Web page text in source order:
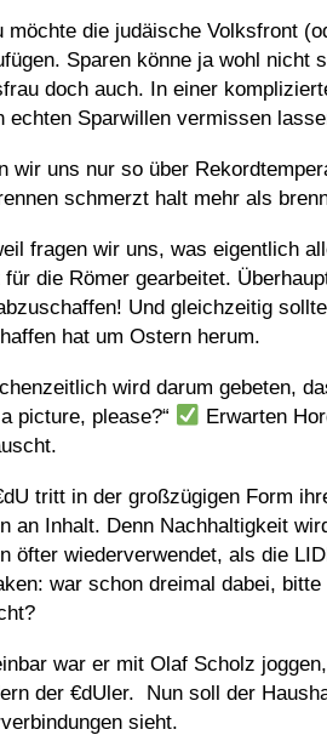
möchte die judäische Volksfront
Sparen könne ja wohl
doch auch. In einer
echten Sparwillen vermissen
wir uns nur so über
schmerzt halt mehr als
fragen wir uns, was eigentlich
für die Römer gearbeitet.
Und gleichzeitig
hat um Ostern herum.
wird darum gebeten,
picture, please?“
Erwarten
tritt in der großzügigen Form
an Inhalt. Denn Nachhaltigkeit
öfter wiederverwendet, als die
war schon dreimal dabei,
war er mit Olaf Scholz
der €dUler. Nun soll der
sieht.